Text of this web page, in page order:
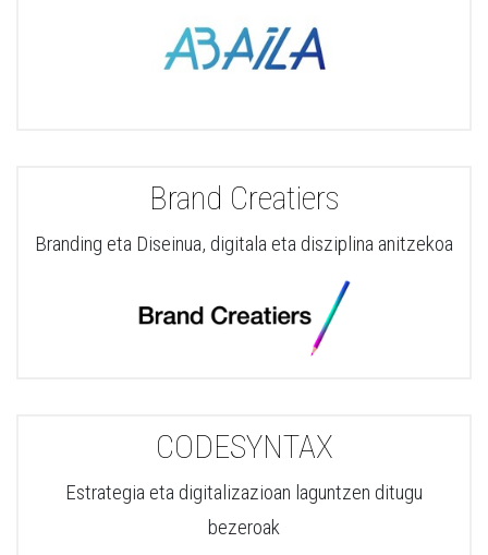
Brand Creatiers
Branding eta Diseinua, digitala eta disziplina anitzekoa
CODESYNTAX
Estrategia eta digitalizazioan laguntzen ditugu
bezeroak